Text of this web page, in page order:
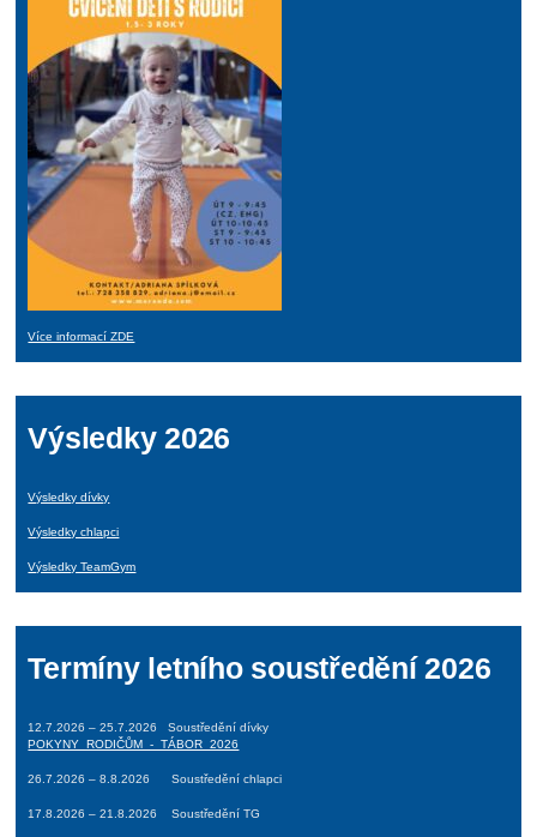
Více informací ZDE
Výsledky 2026
Výsledky dívky
Výsledky chlapci
Výsledky TeamGym
Termíny letního soustředění 2026
12.7.2026 – 25.7.2026 Soustředění dívky
POKYNY_RODIČŮM_-_TÁBOR_2026
26.7.2026 – 8.8.2026 Soustředění chlapci
17.8.2026 – 21.8.2026 Soustředění TG